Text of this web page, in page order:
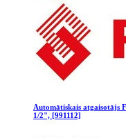
Automātiskais atgaisotājs
1/2", [991112]